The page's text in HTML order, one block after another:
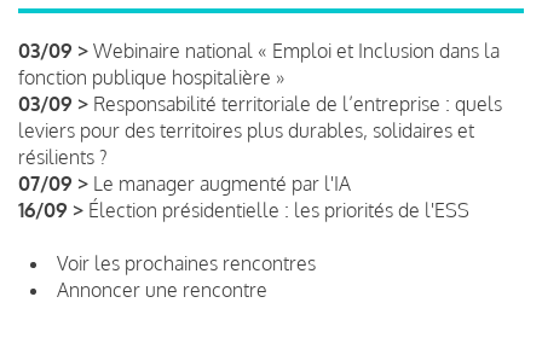
03/09 > Webinaire national « Emploi et Inclusion dans la
fonction publique hospitalière »
03/09 > Responsabilité territoriale de l’entreprise : quels
leviers pour des territoires plus durables, solidaires et
résilients ?
07/09 > Le manager augmenté par l'IA
16/09 > Élection présidentielle : les priorités de l'ESS
Voir les prochaines rencontres
Annoncer une rencontre